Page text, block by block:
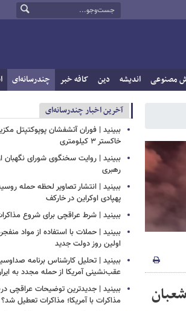
مصنوعی اندیشه دین کافه خبر چندرسانه‌ای
آخرین اخبار چندرسانه‌ای
ببینید | فوران آتشفشان پوپوکتپتل
خاکستر ۳ کیلومتری
ببینید | روایت سخنگوی شورای نگهبان
رهبری
ببینید | انتشار تصاویر لحظه حمله
پهپادی اوکراین در خارکف
ببینید | شرط عراقچی برای شروع
ببینید | حملات با استفاده از مواد
اولین روز دولت جدید
ببینید | تحلیل کارشناس برنامه
عقب‌نشینی آمریکا از حمله مجدد به
ببینید | جدیدترین توضیحات عراقچی
مذاکرات با آمریکا؛ مذاکرات تعطیل شد؟